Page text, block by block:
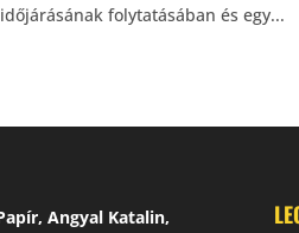
folytatásában és egy...
Angyal Katalin,